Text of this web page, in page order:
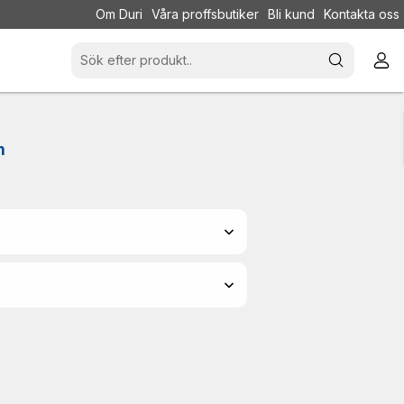
Om Duri Våra proffsbutiker Bli kund Kontakta oss